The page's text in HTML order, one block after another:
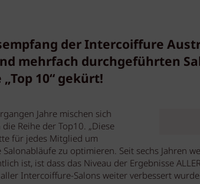
der Intercoiffure
mehrfach durchgeführten
10“ gekürt!
Jahre mischen sich
Reihe der Top10. „Diese
für jedes Mitglied um
zu optimieren. Seit sechs Jahren
ist, ist dass das Niveau der Ergebnisse
Intercoiffure-Salons weiter verbessert